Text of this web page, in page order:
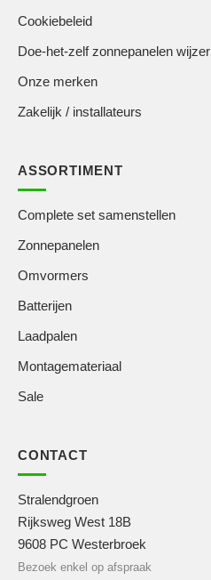
Cookiebeleid
Doe-het-zelf zonnepanelen wijzer
Onze merken
Zakelijk / installateurs
ASSORTIMENT
Complete set samenstellen
Zonnepanelen
Omvormers
Batterijen
Laadpalen
Montagemateriaal
Sale
CONTACT
Stralendgroen
Rijksweg West 18B
9608 PC Westerbroek
Bezoek enkel op afspraak